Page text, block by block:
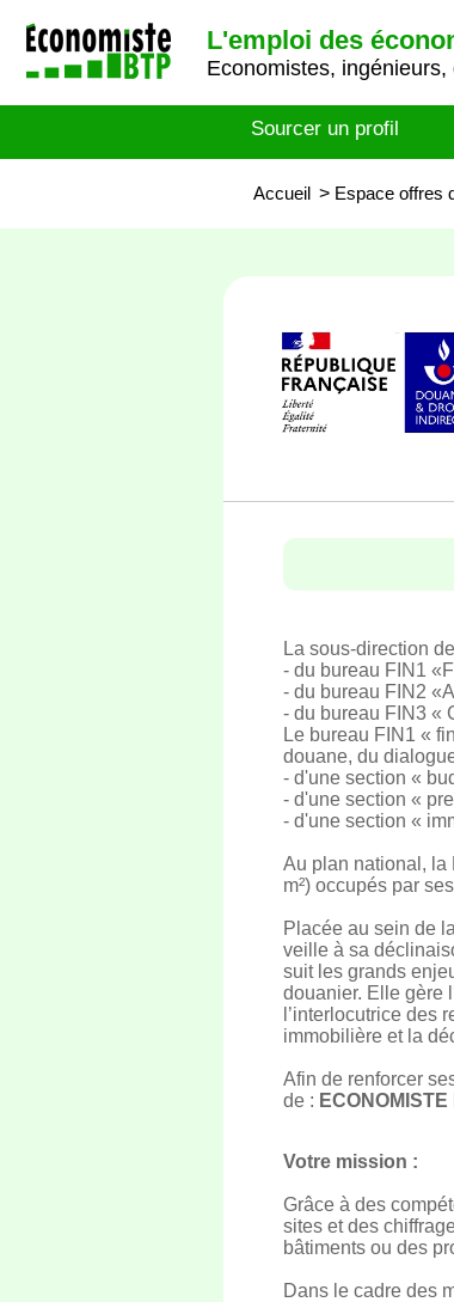
L'emploi des
Economistes,
Sourcer un profil
Accueil > Espace offres
La sous-direction
- du bureau FIN1
- du bureau FIN2
- du bureau FIN3 «
Le bureau FIN1 «
douane, du
- d'une section «
- d'une section «
- d'une section «
Au plan national, la
m²) occupés par
Placée au sein de
veille à sa
suit les grands
douanier. Elle gère
l’interlocutrice des
immobilière et la
Afin de renforcer
de :
Votre mission :
Grâce à des
sites et des
bâtiments ou des
Dans le cadre des